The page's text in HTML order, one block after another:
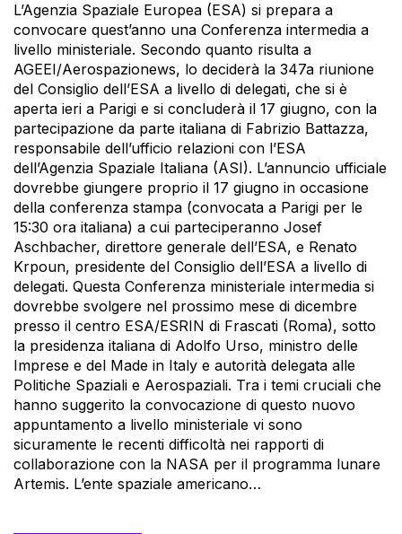
L’Agenzia Spaziale Europea (ESA) si prepara a
convocare quest’anno una Conferenza intermedia a
livello ministeriale. Secondo quanto risulta a
AGEEI/Aerospazionews, lo deciderà la 347a riunione
del Consiglio dell’ESA a livello di delegati, che si è
aperta ieri a Parigi e si concluderà il 17 giugno, con la
partecipazione da parte italiana di Fabrizio Battazza,
responsabile dell’ufficio relazioni con l’ESA
dell’Agenzia Spaziale Italiana (ASI). L’annuncio ufficiale
dovrebbe giungere proprio il 17 giugno in occasione
della conferenza stampa (convocata a Parigi per le
15:30 ora italiana) a cui parteciperanno Josef
Aschbacher, direttore generale dell’ESA, e Renato
Krpoun, presidente del Consiglio dell’ESA a livello di
delegati. Questa Conferenza ministeriale intermedia si
dovrebbe svolgere nel prossimo mese di dicembre
presso il centro ESA/ESRIN di Frascati (Roma), sotto
la presidenza italiana di Adolfo Urso, ministro delle
Imprese e del Made in Italy e autorità delegata alle
Politiche Spaziali e Aerospaziali. Tra i temi cruciali che
hanno suggerito la convocazione di questo nuovo
appuntamento a livello ministeriale vi sono
sicuramente le recenti difficoltà nei rapporti di
collaborazione con la NASA per il programma lunare
Artemis. L’ente spaziale americano…